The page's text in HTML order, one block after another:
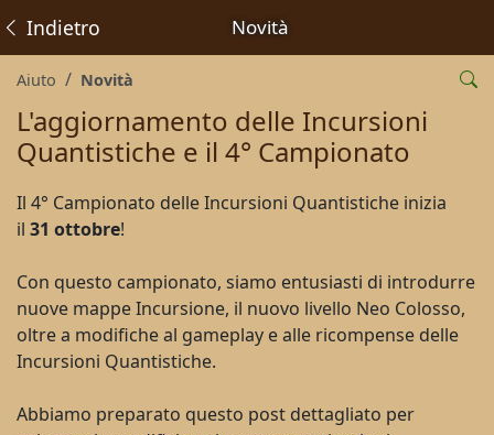
Novità
Indietro
Aiuto Novità
L'aggiornamento delle Incursioni
Quantistiche e il 4° Campionato
Il 4° Campionato delle Incursioni Quantistiche inizia
il 31 ottobre!
Con questo campionato, siamo entusiasti di introdurre
nuove mappe Incursione, il nuovo livello Neo Colosso,
oltre a modifiche al gameplay e alle ricompense delle
Incursioni Quantistiche.
Abbiamo preparato questo post dettagliato per